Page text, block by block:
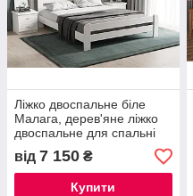
Ліжко двоспальне біле
Малага, дерев'яне ліжко
двоспальне для спальні
від 7 150 ₴
Купити